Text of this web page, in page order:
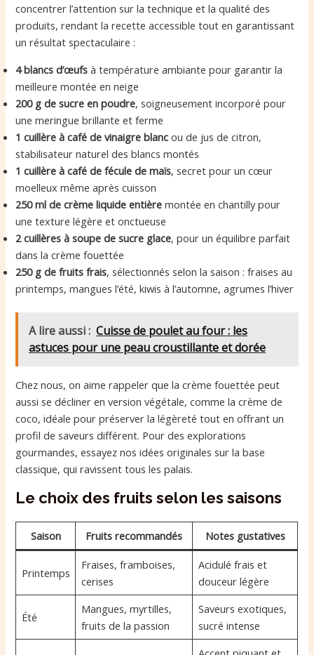
concentrer l’attention sur la technique et la qualité des
produits, rendant la recette accessible tout en garantissant
un résultat spectaculaire :
4 blancs d’œufs à température ambiante pour garantir la
meilleure montée en neige
200 g de sucre en poudre, soigneusement incorporé pour
une meringue brillante et ferme
1 cuillère à café de vinaigre blanc ou de jus de citron,
stabilisateur naturel des blancs montés
1 cuillère à café de fécule de maïs, secret pour un cœur
moelleux même après cuisson
250 ml de crème liquide entière montée en chantilly pour
une texture légère et onctueuse
2 cuillères à soupe de sucre glace, pour un équilibre parfait
dans la crème fouettée
250 g de fruits frais, sélectionnés selon la saison : fraises au
printemps, mangues l’été, kiwis à l’automne, agrumes l’hiver
A lire aussi : Cuisse de poulet au four : les
astuces pour une peau croustillante et dorée
Chez nous, on aime rappeler que la crème fouettée peut
aussi se décliner en version végétale, comme la crème de
coco, idéale pour préserver la légèreté tout en offrant un
profil de saveurs différent. Pour des explorations
gourmandes, essayez nos idées originales sur la base
classique, qui ravissent tous les palais.
Le choix des fruits selon les saisons
Saison Fruits recommandés Notes gustatives
Printemps
Fraises, framboises,
cerises
Acidulé frais et
douceur légère
Été
Mangues, myrtilles,
fruits de la passion
Saveurs exotiques,
sucré intense